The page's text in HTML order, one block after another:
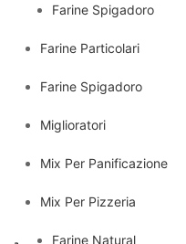
Farine Spigadoro
Farine Particolari
Farine Spigadoro
Miglioratori
Mix Per Panificazione
Mix Per Pizzeria
Farine Natural